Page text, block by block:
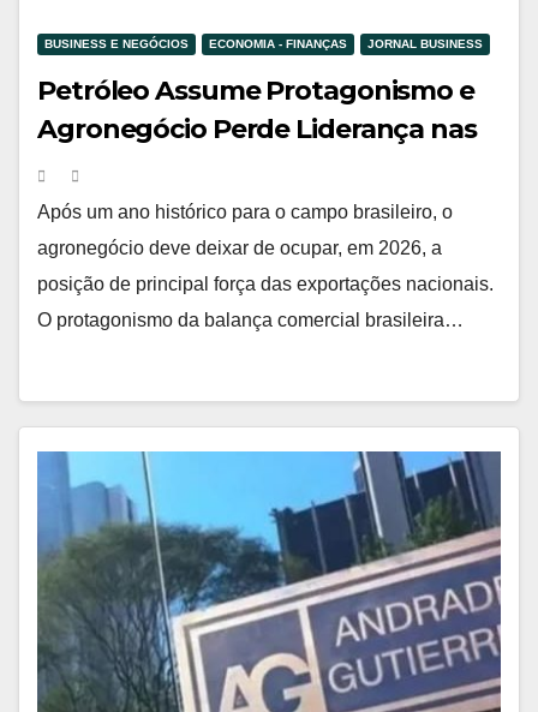
BUSINESS E NEGÓCIOS ECONOMIA - FINANÇAS JORNAL BUSINESS
Petróleo Assume Protagonismo e
Agronegócio Perde Liderança nas
Exportações Brasileiras em 2026
Após um ano histórico para o campo brasileiro, o
agronegócio deve deixar de ocupar, em 2026, a
posição de principal força das exportações nacionais.
O protagonismo da balança comercial brasileira…